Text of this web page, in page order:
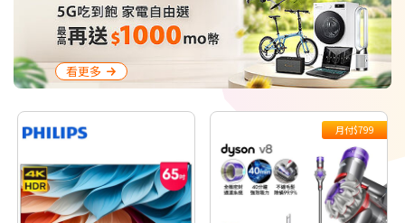
看更多
月付$799